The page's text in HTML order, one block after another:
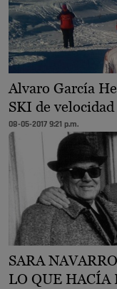
Alvaro García
SKI de velocidad
08-05-2017 9:21 p.m.
SARA
LO QUE